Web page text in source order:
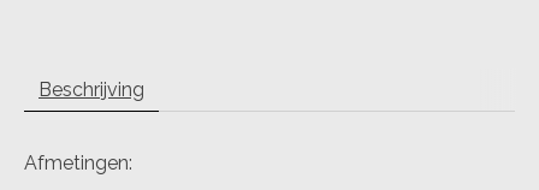
Beschrijving
Afmetingen: